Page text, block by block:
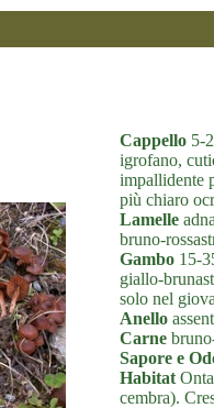
Cappello 5-
igrofano,
impallidente
più chiaro
Lamelle
bruno-
Gambo 15-
giallo-
solo nel
Anello
Carne
Sapore e
Habitat
cembra).